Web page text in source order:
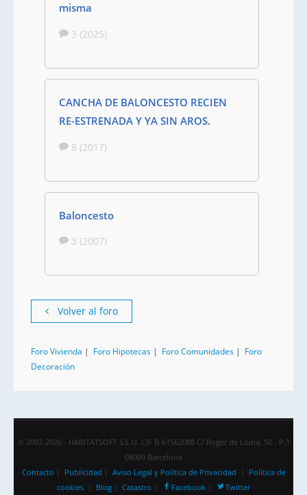
misma
3 (2025)
CANCHA DE BALONCESTO RECIEN
RE-ESTRENADA Y YA SIN AROS.
8 (2017)
Baloncesto
3 (2007)
Volver al foro
Foro Vivienda | Foro Hipotecas | Foro Comunidades | Foro
Decoración
© 2002-2026 - HABITATSOFT S.L.U. CIF B-61562088 C/ Roger de Lluria, 50 - P.1
08009 Barcelona
Contacto
Publicidad Aviso Legal y Política de Privacidad
Política de
cookies
Blog Catastro Facebook Twitter